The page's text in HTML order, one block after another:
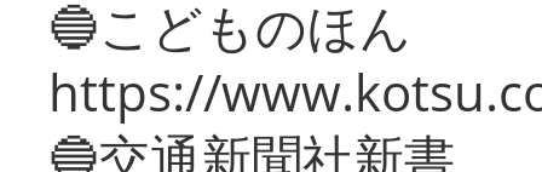
🔵こどものほん
https://
🔵交通新聞社新書